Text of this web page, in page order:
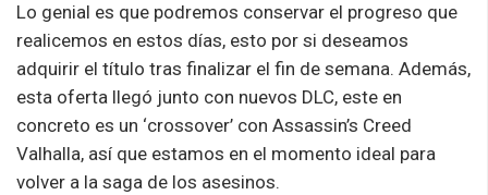
Lo genial es que podremos conservar el progreso que
realicemos en estos días, esto por si deseamos
adquirir el título tras finalizar el fin de semana. Además,
esta oferta llegó junto con nuevos DLC, este en
concreto es un ‘crossover’ con Assassin’s Creed
Valhalla, así que estamos en el momento ideal para
volver a la saga de los asesinos.